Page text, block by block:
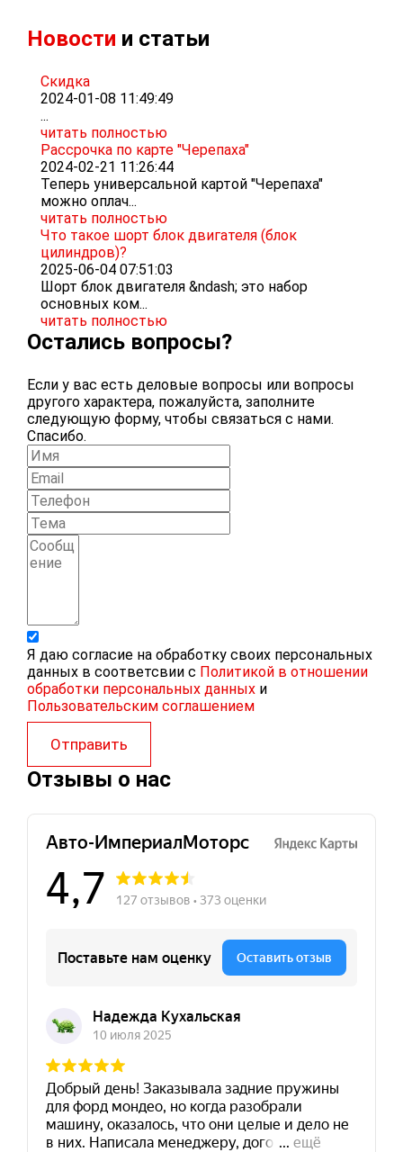
Новости и статьи
Скидка
2024-01-08 11:49:49
...
читать полностью
Рассрочка по карте "Черепаха"
2024-02-21 11:26:44
Теперь универсальной картой "Черепаха"
можно оплач...
читать полностью
Что такое шорт блок двигателя (блок
цилиндров)?
2025-06-04 07:51:03
Шорт блок двигателя &ndash; это набор
основных ком...
читать полностью
Остались вопросы?
Если у вас есть деловые вопросы или вопросы
другого характера, пожалуйста, заполните
следующую форму, чтобы связаться с нами.
Спасибо.
Я даю согласие на обработку своих персональных
данных в соответсвии с Политикой в отношении
обработки персональных данных и
Пользовательским соглашением
Отправить
Отзывы о нас